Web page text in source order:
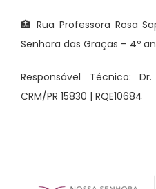
🏥 Rua Professora Rosa
Senhora das Graças – 4º
Responsável Técnico:
CRM/PR 15830 | RQE10684